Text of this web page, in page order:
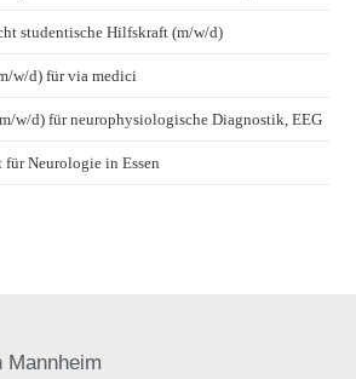
studentische Hilfskraft (m/w/d)
w/d) für via medici
w/d) für neurophysiologische Diagnostik, EEG
Neurologie in Essen
Mannheim